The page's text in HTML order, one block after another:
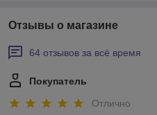
Отзывы о магазине
64 отзывов за всё время
Покупатель
Отлично